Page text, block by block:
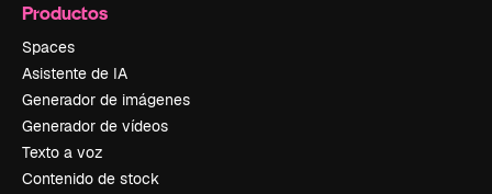
Productos
Spaces
Asistente de IA
Generador de imágenes
Generador de vídeos
Texto a voz
Contenido de stock